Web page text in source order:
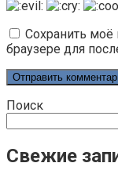
Сохранить моё
браузере для
Поиск
Свежие